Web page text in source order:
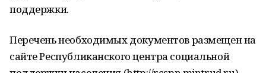
поддержки.
Перечень необходимых документов размещен на
сайте Республиканского центра социальной